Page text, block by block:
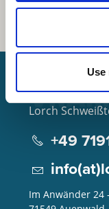
Use
Lorch
+49
Im Anwänder 24